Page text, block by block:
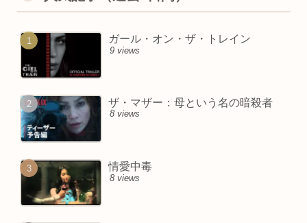
ガール・オン・ザ・トレイン
9 views
ザ・マザー：母という名の暗殺者
8 views
情愛中毒
8 views